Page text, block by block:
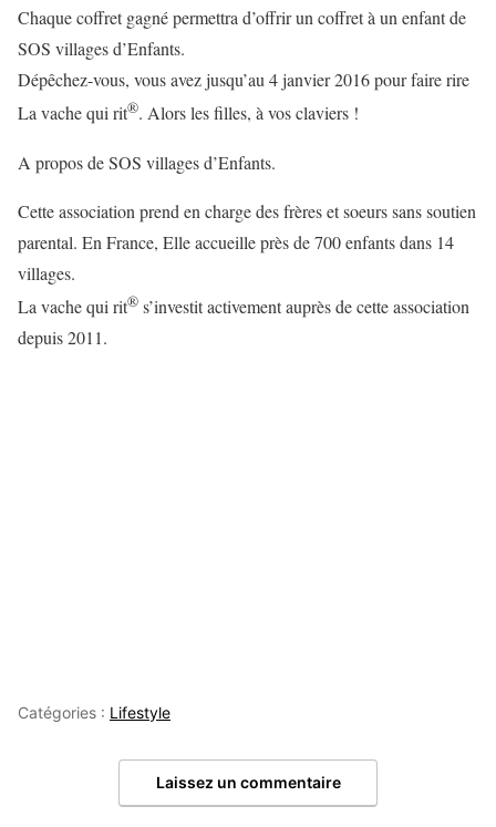
Chaque coffret gagné permettra d’offrir un coffret à un enfant de
SOS villages d’Enfants.
Dépêchez-vous, vous avez jusqu’au 4 janvier 2016 pour faire rire
La vache qui rit®. Alors les filles, à vos claviers !
A propos de SOS villages d’Enfants.
Cette association prend en charge des frères et soeurs sans soutien
parental. En France, Elle accueille près de 700 enfants dans 14
villages.
La vache qui rit® s’investit activement auprès de cette association
depuis 2011.
Catégories : Lifestyle
Laissez un commentaire